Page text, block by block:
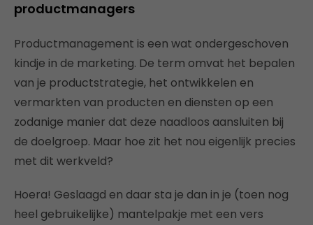
productmanagers
Productmanagement is een wat ondergeschoven
kindje in de marketing. De term omvat het bepalen
van je productstrategie, het ontwikkelen en
vermarkten van producten en diensten op een
zodanige manier dat deze naadloos aansluiten bij
de doelgroep. Maar hoe zit het nou eigenlijk precies
met dit werkveld?
Hoera! Geslaagd en daar sta je dan in je (toen nog
heel gebruikelijke) mantelpakje met een vers